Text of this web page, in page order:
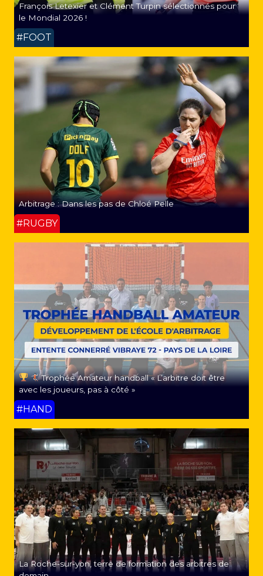
François Letexier et Clément Turpin sélectionnés pour
le Mondial 2026 !
#FOOT
Arbitrage : Dans les pas de Chloé Pelle
#RUGBY
Trophée Amateur handball « L’arbitre doit être
avec les joueurs, pas à côté »
#HAND
La Roche-sur-yon, terre de formation des arbitres de